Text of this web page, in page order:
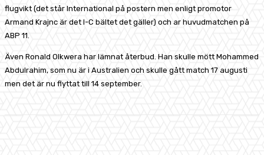
flugvikt (det står International på postern men enligt promotor
Armand Krajnc är det I-C bältet det gäller) och ar huvudmatchen på
ABP 11.
Även Ronald Olkwera har lämnat återbud. Han skulle mött Mohammed
Abdulrahim, som nu är i Australien och skulle gått match 17 augusti
men det är nu flyttat till 14 september.